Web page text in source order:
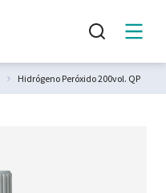
Hidrógeno Peróxido 200vol. QP